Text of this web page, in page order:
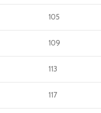
105
109
113
117